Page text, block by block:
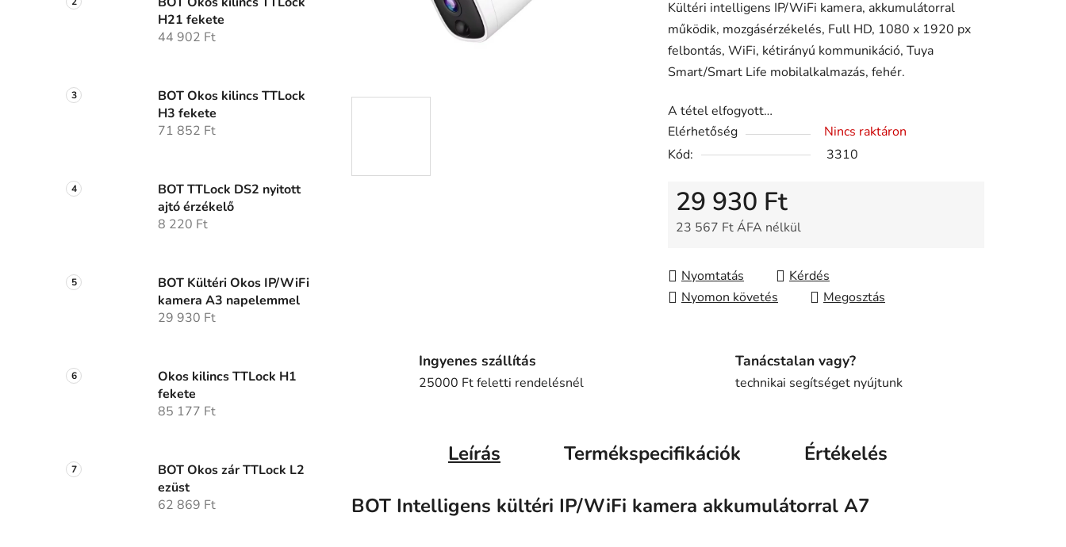
l
H21 fekete
44 902 Ft
BOT Okos kilincs TTLock
H3 fekete
71 852 Ft
BOT TTLock DS2 nyitott
ajtó érzékelő
8 220 Ft
BOT Kültéri Okos IP/WiFi
kamera A3 napelemmel
29 930 Ft
Okos kilincs TTLock H1
fekete
85 177 Ft
BOT Okos zár TTLock L2
ezüst
62 869 Ft
átlagos
értékelése
5-
ből
csillag.
Kültéri intelligens IP/WiFi kamera, akkumulátorral
működik, mozgásérzékelés, Full HD, 1080 x 1920 px
felbontás, WiFi, kétirányú kommunikáció, Tuya
Smart/Smart Life mobilalkalmazás, fehér.
A tétel elfogyott…
Elérhetőség
Nincs raktáron
Kód:
3310
29 930 Ft
23 567 Ft ÁFA nélkül
Nyomtatás
Kérdés
Nyomon követés
Megosztás
Ingyenes szállítás
25000 Ft feletti rendelésnél
Tanácstalan vagy?
technikai segítséget nyújtunk
Leírás Termékspecifikációk Értékelés
BOT Intelligens kültéri IP/WiFi kamera akkumulátorral A7